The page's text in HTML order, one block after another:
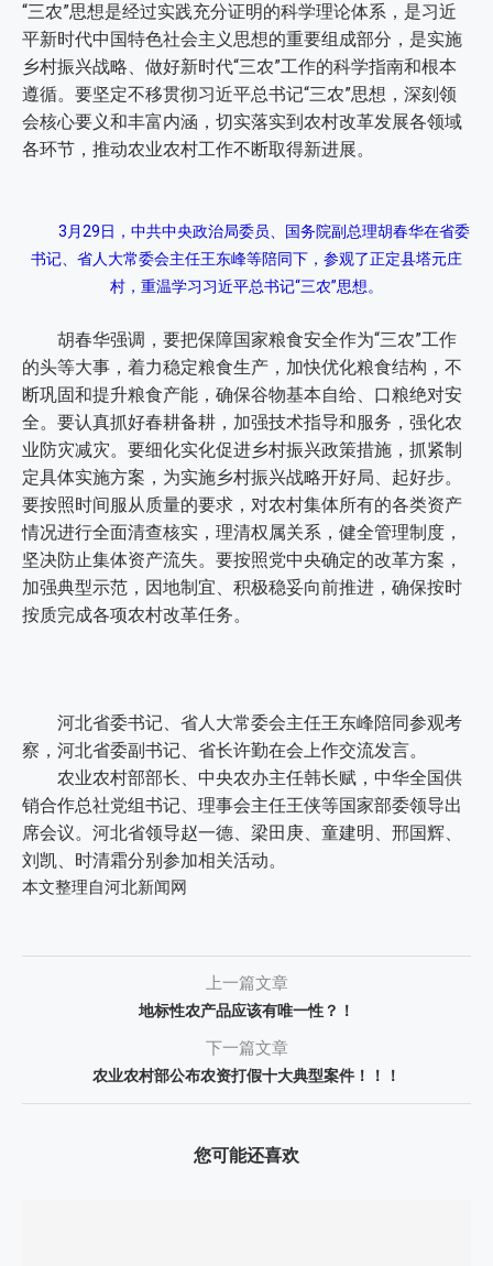
“三农”思想是经过实践充分证明的科学理论体系，是习近
平新时代中国特色社会主义思想的重要组成部分，是实施
乡村振兴战略、做好新时代“三农”工作的科学指南和根本
遵循。要坚定不移贯彻习近平总书记“三农”思想，深刻领
会核心要义和丰富内涵，切实落实到农村改革发展各领域
各环节，推动农业农村工作不断取得新进展。
3月29日，中共中央政治局委员、国务院副总理胡春华在省委
书记、省人大常委会主任王东峰等陪同下，参观了正定县塔元庄
村，重温学习习近平总书记“三农”思想。
胡春华强调，要把保障国家粮食安全作为“三农”工作
的头等大事，着力稳定粮食生产，加快优化粮食结构，不
断巩固和提升粮食产能，确保谷物基本自给、口粮绝对安
全。要认真抓好春耕备耕，加强技术指导和服务，强化农
业防灾减灾。要细化实化促进乡村振兴政策措施，抓紧制
定具体实施方案，为实施乡村振兴战略开好局、起好步。
要按照时间服从质量的要求，对农村集体所有的各类资产
情况进行全面清查核实，理清权属关系，健全管理制度，
坚决防止集体资产流失。要按照党中央确定的改革方案，
加强典型示范，因地制宜、积极稳妥向前推进，确保按时
按质完成各项农村改革任务。
河北省委书记、省人大常委会主任王东峰陪同参观考
察，河北省委副书记、省长许勤在会上作交流发言。
农业农村部部长、中央农办主任韩长赋，中华全国供
销合作总社党组书记、理事会主任王侠等国家部委领导出
席会议。河北省领导赵一德、梁田庚、童建明、邢国辉、
刘凯、时清霜分别参加相关活动。
本文整理自河北新闻网
上一篇文章
地标性农产品应该有唯一性？！
下一篇文章
农业农村部公布农资打假十大典型案件！！！
您可能还喜欢